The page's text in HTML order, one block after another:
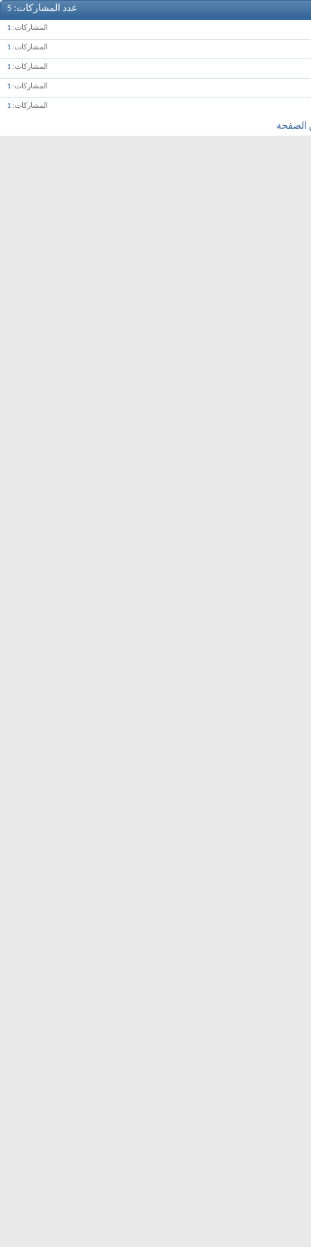
عدد المشاركات 5
المشاركات 1
المشاركات 1
المشاركات 1
المشاركات 1
المشاركات 1
الصفحة